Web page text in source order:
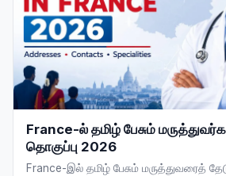
France-ல் தமிழ் பேசும்
தொகுப்பு 2026
France-இல் தமிழ் பேசும் மருத்துவரைத்